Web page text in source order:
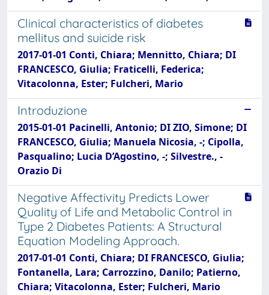
Clinical characteristics of diabetes
mellitus and suicide risk
2017-01-01 Conti, Chiara; Mennitto, Chiara; DI
FRANCESCO, Giulia; Fraticelli, Federica;
Vitacolonna, Ester; Fulcheri, Mario
Introduzione
2015-01-01 Pacinelli, Antonio; DI ZIO, Simone; DI
FRANCESCO, Giulia; Manuela Nicosia, -; Cipolla,
Pasqualino; Lucia D’Agostino, -; Silvestre., -
Orazio Di
Negative Affectivity Predicts Lower
Quality of Life and Metabolic Control in
Type 2 Diabetes Patients: A Structural
Equation Modeling Approach.
2017-01-01 Conti, Chiara; DI FRANCESCO, Giulia;
Fontanella, Lara; Carrozzino, Danilo; Patierno,
Chiara; Vitacolonna, Ester; Fulcheri, Mario